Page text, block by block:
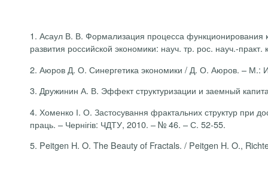
1. Асаул В. В. Формализация процесса функционирования
развития российской экономики: науч. тр. рос. науч.-
2. Аюров Д. О. Синергетика экономики / Д. О. Аюров. – М.:
3. Дружинин А. В. Эффект структуризации и заемный
4. Хоменко І. О. Застосування фрактальних структур при
праць. – Чернігів: ЧДТУ, 2010. – № 46. – С. 52-55.
5. Peitgen H. O. The Beauty of Fractals. / Peitgen H. O.,